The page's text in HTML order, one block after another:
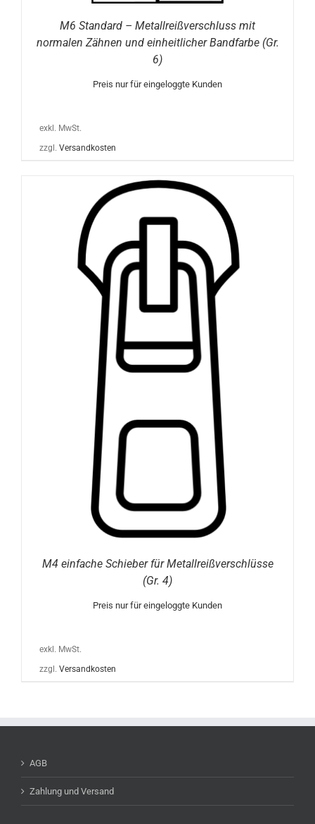
M6 Standard – Metallreißverschluss mit
normalen Zähnen und einheitlicher Bandfarbe (Gr.
6)
Preis nur für eingeloggte Kunden
exkl. MwSt.
zzgl. Versandkosten
M4 einfache Schieber für Metallreißverschlüsse
(Gr. 4)
Preis nur für eingeloggte Kunden
exkl. MwSt.
zzgl. Versandkosten
AGB
Zahlung und Versand